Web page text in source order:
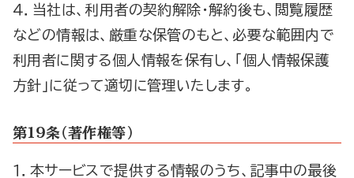
４．当社は、利用者の契約解除・解約後も、閲覧履歴
などの情報は、厳重な保管のもと、必要な範囲内で
利用者に関する個人情報を保有し、「個人情報保護
方針」に従って適切に管理いたします。
第1９条（著作権等）
１．本サービスで提供する情報のうち、記事中の最後